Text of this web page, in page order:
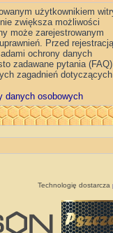
użytkownikiem
zwiększa możliwości
może zarejestrowanym
Przed rejestracją
ochrony danych
zadawane pytania
zagadnień dotyczących
danych osobowych
Technologię dostarcza